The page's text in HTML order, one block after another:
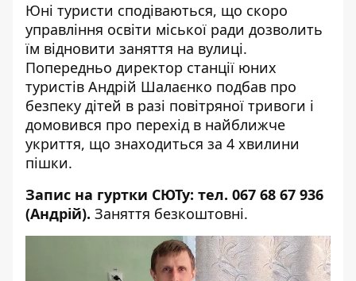
Юні туристи сподіваються, що скоро
управління освіти міської ради дозволить
їм відновити заняття на вулиці.
Попередньо директор станції юних
туристів Андрій Шалаєнко подбав про
безпеку дітей в разі повітряної тривоги і
домовився про перехід в найближче
укриття, що знаходиться за 4 хвилини
пішки.
Запис на гуртки СЮТу: тел. 067 68 67 936
(Андрій). Заняття безкоштовні.